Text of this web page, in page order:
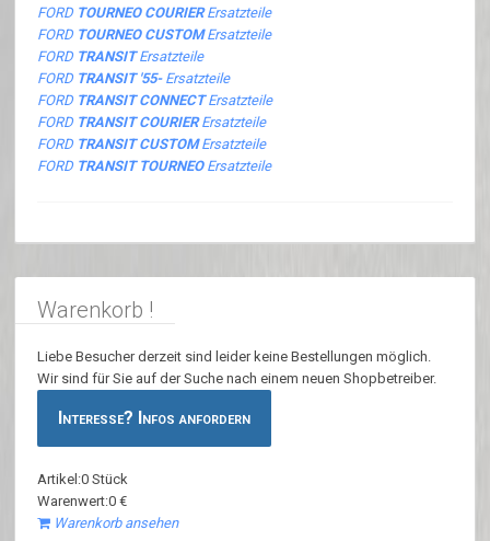
FORD TOURNEO COURIERErsatzteile
FORD TOURNEO CUSTOMErsatzteile
FORD TRANSITErsatzteile
FORD TRANSIT '55-Ersatzteile
FORD TRANSIT CONNECTErsatzteile
FORD TRANSIT COURIERErsatzteile
FORD TRANSIT CUSTOMErsatzteile
FORD TRANSIT TOURNEO Ersatzteile
Warenkorb !
Liebe Besucher derzeit sind leider keine Bestellungen möglich.
Wir sind für Sie auf der Suche nach einem neuen Shopbetreiber.
Interesse? Infos anfordern
Artikel:0 Stück
Warenwert:0 €
Warenkorb ansehen